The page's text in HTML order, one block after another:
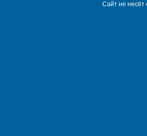
Сайт не несёт